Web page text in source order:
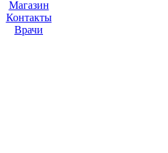
Магазин
Контакты
Врачи